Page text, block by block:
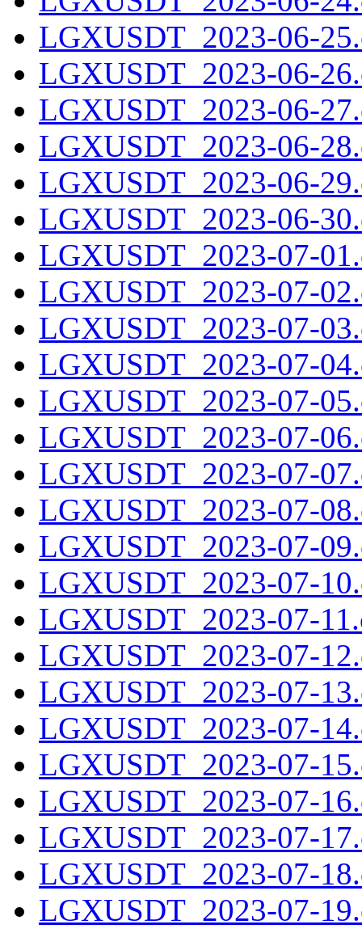
LGXUSDT_2023-06-
LGXUSDT_2023-06-
LGXUSDT_2023-06-
LGXUSDT_2023-06-
LGXUSDT_2023-06-
LGXUSDT_2023-06-
LGXUSDT_2023-07-
LGXUSDT_2023-07-
LGXUSDT_2023-07-
LGXUSDT_2023-07-
LGXUSDT_2023-07-
LGXUSDT_2023-07-
LGXUSDT_2023-07-
LGXUSDT_2023-07-
LGXUSDT_2023-07-
LGXUSDT_2023-07-
LGXUSDT_2023-07-
LGXUSDT_2023-07-
LGXUSDT_2023-07-
LGXUSDT_2023-07-
LGXUSDT_2023-07-
LGXUSDT_2023-07-
LGXUSDT_2023-07-
LGXUSDT_2023-07-
LGXUSDT_2023-07-